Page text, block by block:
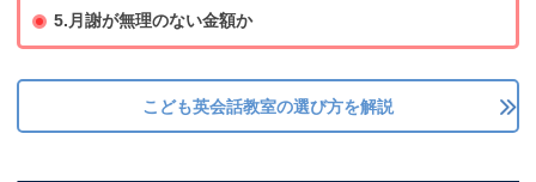
5.月謝が無理のない金額か
こども英会話教室の選び方を解説